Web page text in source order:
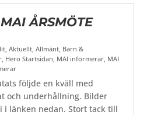
ÅRSMÖTE
,Aktuellt ,Allmänt Barn &
Hero Startsidan MAI informerar MAI
följde en kväll med
och underhållning. Bilder
länken nedan. Stort tack till